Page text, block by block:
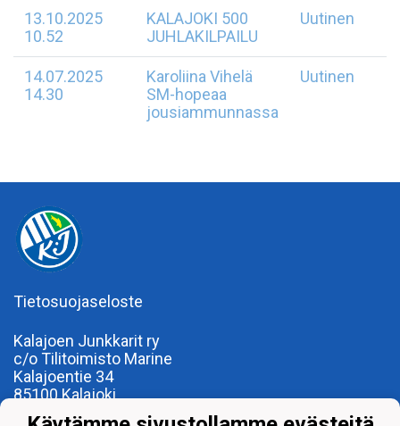
13.10.2025
10.52
KALAJOKI 500
JUHLAKILPAILU
Uutinen
14.07.2025
14.30
Karoliina Vihelä
SM-hopeaa
jousiammunnassa
Uutinen
Tietosuojaseloste
Kalajoen Junkkarit ry
c/o Tilitoimisto Marine
Kalajoentie 34
85100 Kalajoki
Y-tunnus 0185922-0